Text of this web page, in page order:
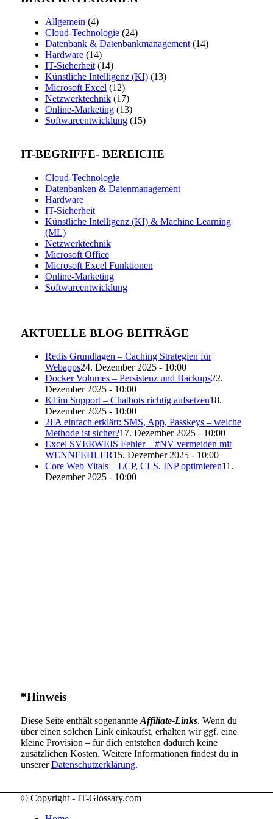
Allgemein (4)
Cloud-Technologie(24)
Datenbank & Datenbankmanagement(14)
Hardware(14)
IT-Sicherheit(14)
Künstliche Intelligenz (KI)(13)
Microsoft Excel (12)
Netzwerktechnik(17)
Online-Marketing(13)
Softwareentwicklung(15)
IT-BEGRIFFE- BEREICHE
Cloud-Technologie
Datenbanken & Datenmanagement
Hardware
IT-Sicherheit
Künstliche Intelligenz (KI) & Machine Learning
(ML)
Netzwerktechnik
Microsoft Office
Microsoft Excel Funktionen
Online-Marketing
Softwareentwicklung
AKTUELLE BLOG BEITRÄGE
Redis Grundlagen – Caching Strategien für
Webapps24. Dezember 2025 - 10:00
Docker Volumes – Persistenz und Backups22.
Dezember 2025 - 10:00
KI im Support – Chatbots richtig aufsetzen18.
Dezember 2025 - 10:00
2FA einfach erklärt: SMS, App, Passkeys – welche
Methode ist sicher?17. Dezember 2025 - 10:00
Excel SVERWEIS Fehler – #NV vermeiden mit
WENNFEHLER15. Dezember 2025 - 10:00
Core Web Vitals – LCP, CLS, INP optimieren11.
Dezember 2025 - 10:00
*Hinweis
Diese Seite enthält sogenannte Affiliate-Links. Wenn du
über einen solchen Link einkaufst, erhalten wir ggf. eine
kleine Provision – für dich entstehen dadurch keine
zusätzlichen Kosten. Weitere Informationen findest du in
unsererDatenschutzerklärung.
© Copyright - IT-Glossary.com